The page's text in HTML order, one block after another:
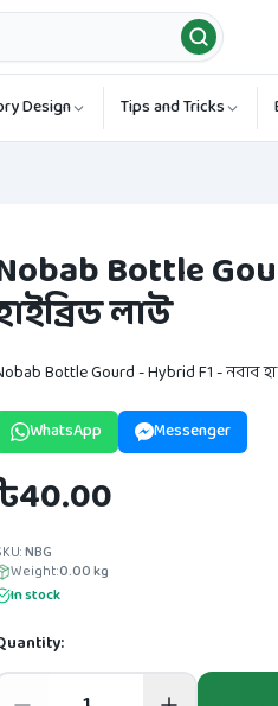
Design Tips and Tricks
Bottle
লাউ
Bottle Gourd - Hybrid F1 - নবাব
WhatsApp Messenger
NBG
Weight:0.00kg
In stock